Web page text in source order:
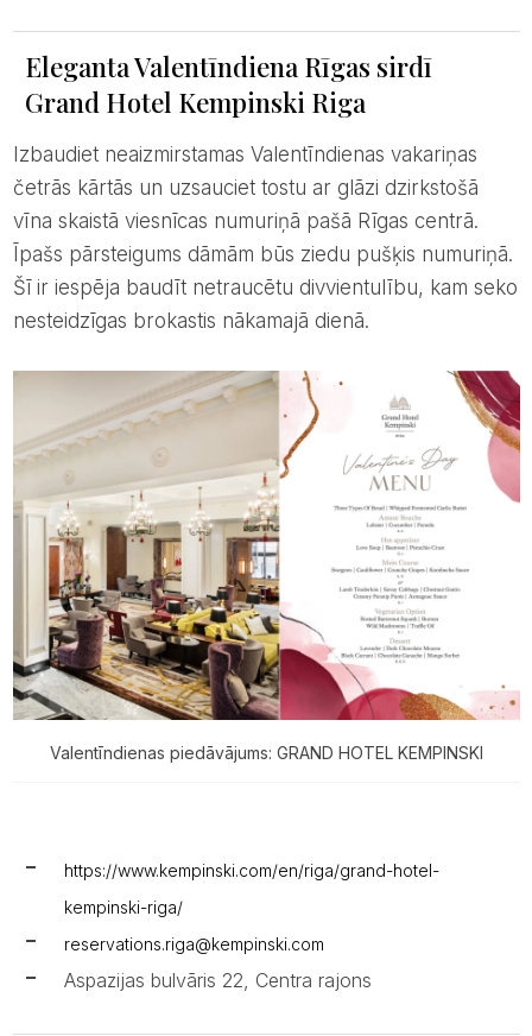
Eleganta Valentīndiena Rīgas sirdī
Grand Hotel Kempinski Riga
Izbaudiet neaizmirstamas Valentīndienas vakariņas
četrās kārtās un uzsauciet tostu ar glāzi dzirkstošā
vīna skaistā viesnīcas numuriņā pašā Rīgas centrā.
Īpašs pārsteigums dāmām būs ziedu pušķis numuriņā.
Šī ir iespēja baudīt netraucētu divvientulību, kam seko
nesteidzīgas brokastis nākamajā dienā.
Valentīndienas piedāvājums: GRAND HOTEL KEMPINSKI
https://www.kempinski.com/en/riga/grand-hotel-
kempinski-riga/
reservations.riga@kempinski.com
Aspazijas bulvāris 22, Centra rajons